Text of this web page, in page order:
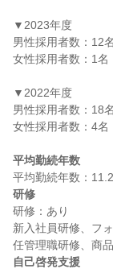
▼2023年度
男性採用者数：12名
女性採用者数：1名
▼2022年度
男性採用者数：18名
女性採用者数：4名
平均勤続年数
研修
研修：あり
新入社員研修、フ
自己啓発支援